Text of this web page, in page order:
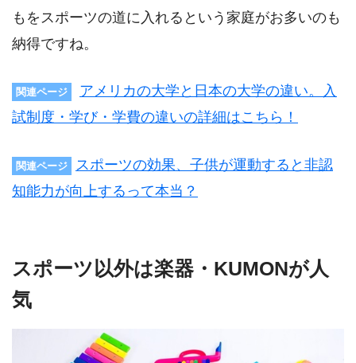
もをスポーツの道に入れるという家庭がお多いのも
納得ですね。
関連ページ
アメリカの大学と日本の大学の違い。入
試制度・学び・学費の違いの詳細はこちら！
関連ページ
スポーツの効果、子供が運動すると非認
知能力が向上するって本当？
スポーツ以外は楽器・KUMONが人
気